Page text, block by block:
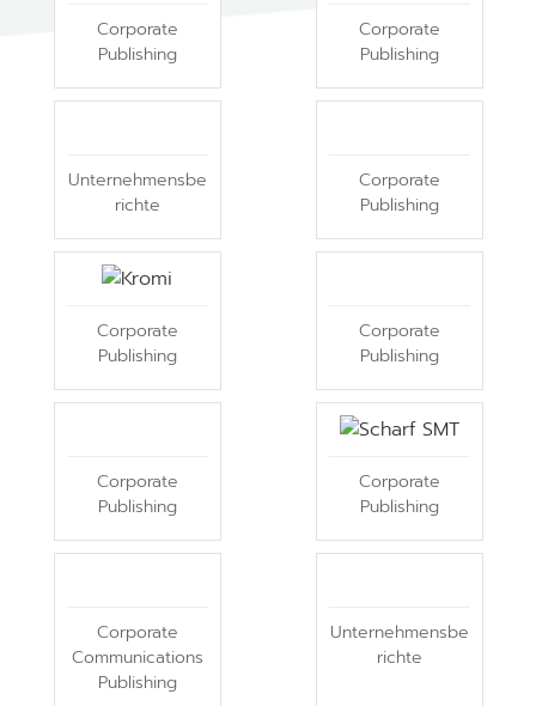
Corporate
Publishing
Corporate
Publishing
Unternehmensbe
richte
Corporate
Publishing
Corporate
Publishing
Corporate
Publishing
Corporate
Publishing
Corporate
Publishing
Corporate
Communications
Publishing
Unternehmensbe
richte